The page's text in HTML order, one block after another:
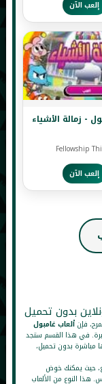
إلعب الآن
- زمالة الأشياء
Fellowship
إلعب الآن
فإن ألعاب غامبول
في هذا القسم ستجد
مباشرة بدون تحميل،
حيث يمكنك خوض
هذا النوع من الألعاب